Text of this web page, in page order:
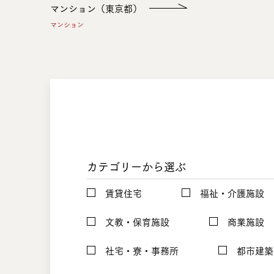
マンション（東京都）
マンション
カテゴリーから選ぶ
賃貸住宅
福祉・介護施設
文教・保育施設
商業施設
社宅・寮・事務所
都市建築